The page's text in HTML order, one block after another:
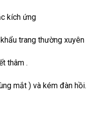
kích ứng
trang thường xuyên
thâm .
mắt ) và kém đàn hồi.